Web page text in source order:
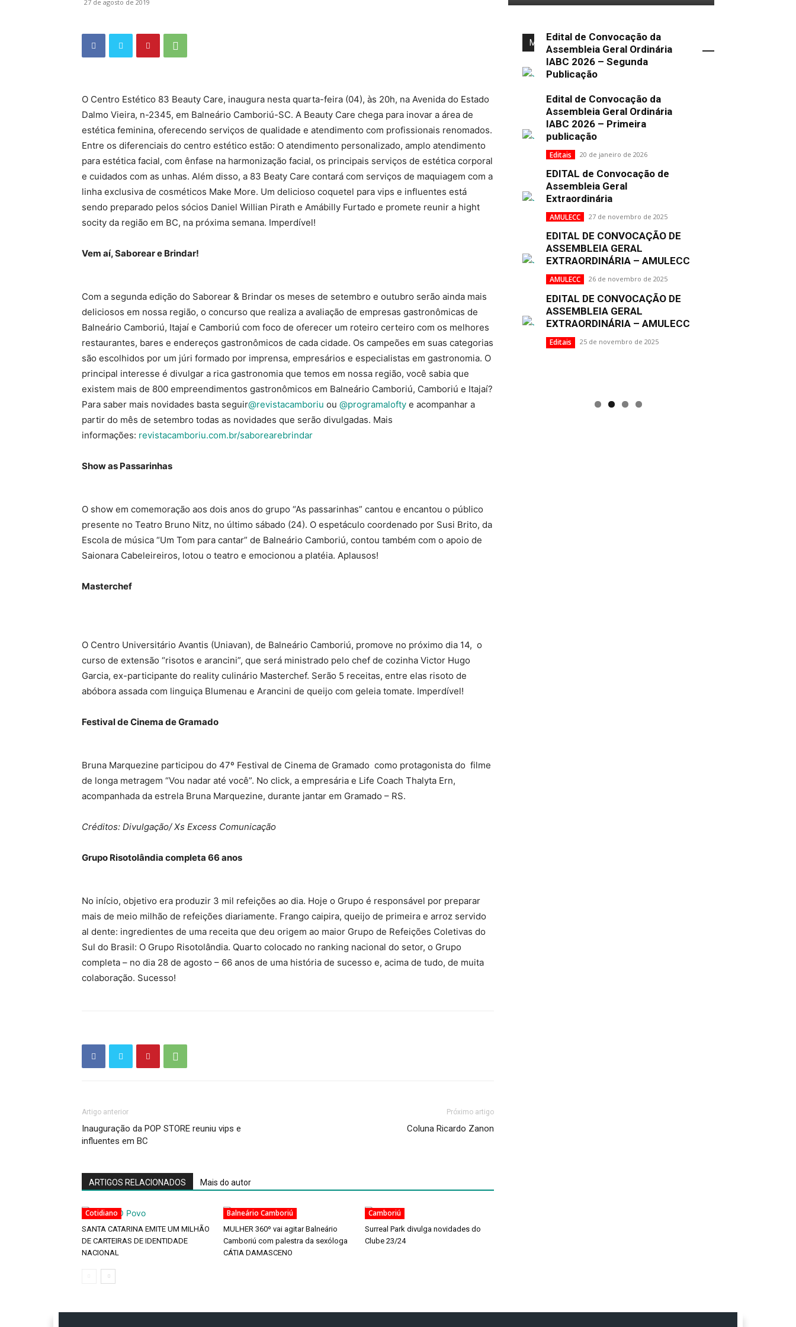
27 de agosto de 2019
O Centro Estético 83 Beauty Care, inaugura nesta quarta-feira (04), às 20h, na Avenida do Estado
Dalmo Vieira, n-2345, em Balneário Camboriú-SC. A Beauty Care chega para inovar a área de
estética feminina, oferecendo serviços de qualidade e atendimento com profissionais renomados.
Entre os diferenciais do centro estético estão: O atendimento personalizado, amplo atendimento
para estética facial, com ênfase na harmonização facial, os principais serviços de estética corporal
e cuidados com as unhas. Além disso, a 83 Beaty Care contará com serviços de maquiagem com a
linha exclusiva de cosméticos Make More. Um delicioso coquetel para vips e influentes está
sendo preparado pelos sócios Daniel Willian Pirath e Amábilly Furtado e promete reunir a hight
socity da região em BC, na próxima semana. Imperdível!
Vem aí, Saborear e Brindar!
Com a segunda edição do Saborear & Brindar os meses de setembro e outubro serão ainda mais
deliciosos em nossa região, o concurso que realiza a avaliação de empresas gastronômicas de
Balneário Camboriú, Itajaí e Camboriú com foco de oferecer um roteiro certeiro com os melhores
restaurantes, bares e endereços gastronômicos de cada cidade. Os campeões em suas categorias
são escolhidos por um júri formado por imprensa, empresários e especialistas em gastronomia. O
principal interesse é divulgar a rica gastronomia que temos em nossa região, você sabia que
existem mais de 800 empreendimentos gastronômicos em Balneário Camboriú, Camboriú e Itajaí?
Para saber mais novidades basta seguir@revistacamboriu ou @programalofty e acompanhar a
partir do mês de setembro todas as novidades que serão divulgadas. Mais
informações: revistacamboriu.com.br/saborearebrindar
Show as Passarinhas
O show em comemoração aos dois anos do grupo “As passarinhas” cantou e encantou o público
presente no Teatro Bruno Nitz, no último sábado (24). O espetáculo coordenado por Susi Brito, da
Escola de música “Um Tom para cantar” de Balneário Camboriú, contou também com o apoio de
Saionara Cabeleireiros, lotou o teatro e emocionou a platéia. Aplausos!
Masterchef
O Centro Universitário Avantis (Uniavan), de Balneário Camboriú, promove no próximo dia 14, o
curso de extensão “risotos e arancini”, que será ministrado pelo chef de cozinha Victor Hugo
Garcia, ex-participante do reality culinário Masterchef. Serão 5 receitas, entre elas risoto de
abóbora assada com linguiça Blumenau e Arancini de queijo com geleia tomate. Imperdível!
Festival de Cinema de Gramado
Bruna Marquezine participou do 47º Festival de Cinema de Gramado como protagonista do filme
de longa metragem “Vou nadar até você”. No click, a empresária e Life Coach Thalyta Ern,
acompanhada da estrela Bruna Marquezine, durante jantar em Gramado – RS.
Créditos: Divulgação/ Xs Excess Comunicação
Grupo Risotolândia completa 66 anos
No início, objetivo era produzir 3 mil refeições ao dia. Hoje o Grupo é responsável por preparar
mais de meio milhão de refeições diariamente. Frango caipira, queijo de primeira e arroz servido
al dente: ingredientes de uma receita que deu origem ao maior Grupo de Refeições Coletivas do
Sul do Brasil: O Grupo Risotolândia. Quarto colocado no ranking nacional do setor, o Grupo
completa – no dia 28 de agosto – 66 anos de uma história de sucesso e, acima de tudo, de muita
colaboração. Sucesso!
Artigo anterior
Inauguração da POP STORE reuniu vips e
influentes em BC
Próximo artigo
Coluna Ricardo Zanon
ARTIGOS RELACIONADOS Mais do autor
Cotidiano
SANTA CATARINA EMITE UM MILHÃO
DE CARTEIRAS DE IDENTIDADE
NACIONAL
Balneário Camboriú
MULHER 360º vai agitar Balneário
Camboriú com palestra da sexóloga
CÁTIA DAMASCENO
Camboriú
Surreal Park divulga novidades do
Clube 23/24
Mais Popular
Edital de Convocação da
Assembleia Geral Ordinária
IABC 2026 – Segunda
Publicação
Edital de Convocação da
Assembleia Geral Ordinária
IABC 2026 – Primeira
publicação
Editais 20 de janeiro de 2026
EDITAL de Convocação de
Assembleia Geral
Extraordinária
AMULECC 27 de novembro de 2025
EDITAL DE CONVOCAÇÃO DE
ASSEMBLEIA GERAL
EXTRAORDINÁRIA – AMULECC
AMULECC 26 de novembro de 2025
EDITAL DE CONVOCAÇÃO DE
ASSEMBLEIA GERAL
EXTRAORDINÁRIA – AMULECC
Editais 25 de novembro de 2025